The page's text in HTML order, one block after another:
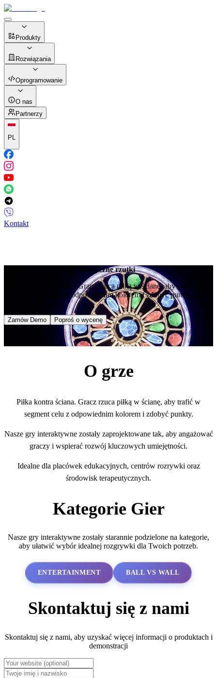
Produkty
Rozwiązania
Oprogramowanie
O nas
Partnerzy
PL
Kontakt
Magiczne rzutki
Piłka kontra ściana. Gracz rzuca piłką w ścianę, aby trafić w
segment celu z odpowiednim kolorem i zdobyć punkty.
Zamów Demo Poproś o wycenę
O grze
Piłka kontra ściana. Gracz rzuca piłką w ścianę, aby trafić w
segment celu z odpowiednim kolorem i zdobyć punkty.
Nasze gry interaktywne zostały zaprojektowane tak, aby angażować
graczy i wspierać rozwój kluczowych umiejętności.
Idealne dla placówek edukacyjnych, centrów rozrywki oraz
środowisk terapeutycznych.
Kategorie Gier
Nasze gry interaktywne zostały starannie podzielone na kategorie,
aby ułatwić wybór idealnej rozgrywki dla Twoich potrzeb.
ENTERTAINMENT BALL VS WALL
Skontaktuj się z nami
Skontaktuj się z nami, aby uzyskać więcej informacji o produktach i
demonstracji